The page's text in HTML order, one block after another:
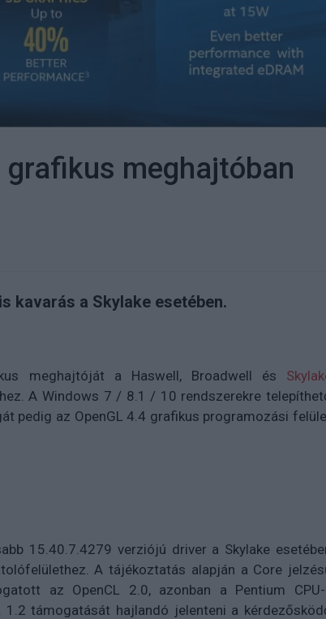
grafikus meghajtóban
kavarás a Skylake esetében.
meghajtóját a Haswell, Broadwell és
A Windows 7 / 8.1 / 10 rendszerekre
pedig az OpenGL 4.4 grafikus programozási
15.40.7.4279 verziójú driver a Skylake
A tájékoztatás alapján a Core
az OpenCL 2.0, azonban a Pentium
támogatását hajlandó jelenteni a